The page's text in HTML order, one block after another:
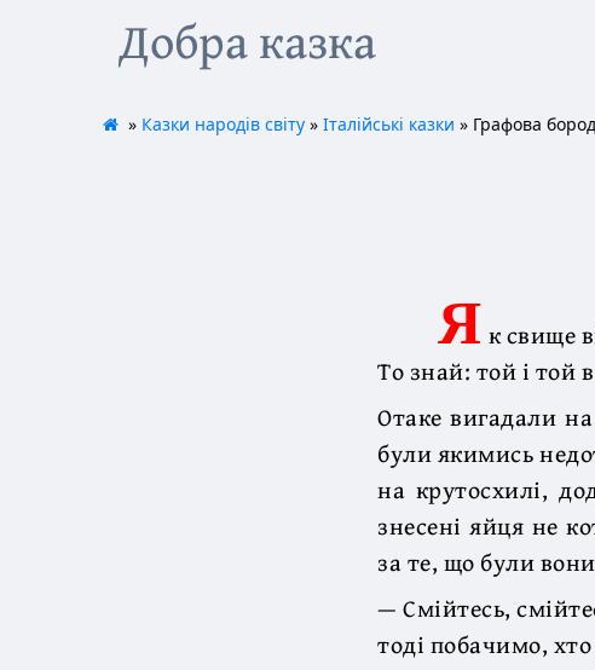
Добра казка
» Казки народів світу» Італійські казки » Графова
Я к свище
То знай: той і той
Отаке вигадали
були якимись
на крутосхилі,
знесені яйця не
за те, що були
— Смійтесь,
тоді побачимо,